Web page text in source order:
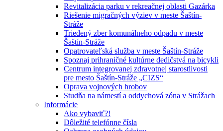
Revitalizácia parku v rekreačnej oblasti Gazárka
Riešenie migračných výziev v meste Šaštín-
Stráže
Triedený zber komunálneho odpadu v meste
Šaštín-Stráže
Opatrovateľská služba v meste Šaštín-Stráže
Spoznaj prihraničné kultúrne dedičstvá na bicykli
Centrum integrovanej zdravotnej starostlivosti
pre mesto Šaštín-Stráže „CIZS“
Oprava vojnových hrobov
Studňa na námestí a oddychová zóna v Strážach
Informácie
Ako vybaviť?!
Dôležité telefónne čísla